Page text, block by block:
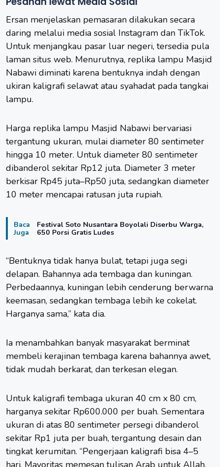
Ersan menjelaskan pemasaran dilakukan secara
daring melalui media sosial Instagram dan TikTok.
Untuk menjangkau pasar luar negeri, tersedia pula
laman situs web. Menurutnya, replika lampu Masjid
Nabawi diminati karena bentuknya indah dengan
ukiran kaligrafi selawat atau syahadat pada tangkai
lampu.
Harga replika lampu Masjid Nabawi bervariasi
tergantung ukuran, mulai diameter 80 sentimeter
hingga 10 meter. Untuk diameter 80 sentimeter
dibanderol sekitar Rp12 juta. Diameter 3 meter
berkisar Rp45 juta–Rp50 juta, sedangkan diameter
10 meter mencapai ratusan juta rupiah.
Baca
Juga
Festival Soto Nusantara Boyolali Diserbu Warga,
650 Porsi Gratis Ludes
“Bentuknya tidak hanya bulat, tetapi juga segi
delapan. Bahannya ada tembaga dan kuningan.
Perbedaannya, kuningan lebih cenderung berwarna
keemasan, sedangkan tembaga lebih ke cokelat.
Harganya sama,” kata dia.
Ia menambahkan banyak masyarakat berminat
membeli kerajinan tembaga karena bahannya awet,
tidak mudah berkarat, dan terkesan elegan.
Untuk kaligrafi tembaga ukuran 40 cm x 80 cm,
harganya sekitar Rp600.000 per buah. Sementara
ukuran di atas 80 sentimeter persegi dibanderol
sekitar Rp1 juta per buah, tergantung desain dan
tingkat kerumitan. “Pengerjaan kaligrafi bisa 4–5
hari. Mayoritas memesan tulisan Arab untuk Allah,